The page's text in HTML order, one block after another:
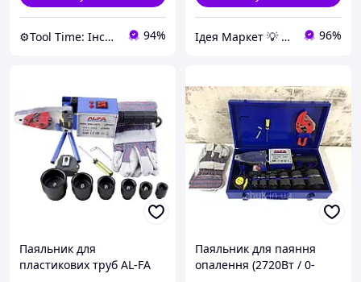
⚙️Tool Time: Інструменти для будь-яких завдань! 94% Ідея Маркет 💡 Інтернет-магазин корисних ідей 96%
Паяльник для
пластикових труб AL-FA
Паяльник для паяння
опалення (2720Вт / 0-